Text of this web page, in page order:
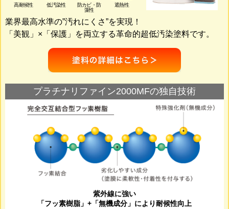
高耐候性 低汚染性
防カビ・防
藻性
遮熱性
業界最高水準の”汚れにくさ”を実現！
「美観」×「保護」
を両立する革命的超低汚染塗料です。
プラチナリファイン2000MFの独自技術
紫外線に強い
「フッ素樹脂」+「無機成分」により耐候性向上